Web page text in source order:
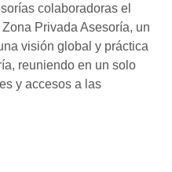
colaboradoras el
Privada Asesoría, un
visión global y práctica
reuniendo en un solo
y accesos a las